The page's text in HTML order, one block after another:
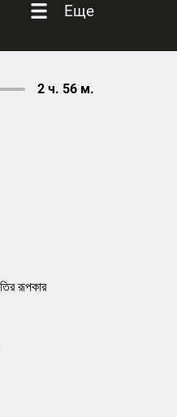
Еще
2 ч. 56 м.
রূপকার